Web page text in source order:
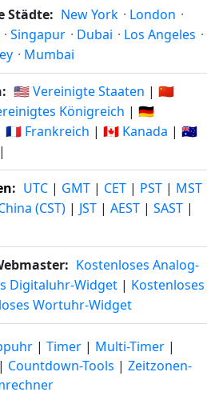
Städte: New York · London ·
· Singapur · Dubai · Los Angeles ·
· Mumbai
🇺🇸 Vereinigte Staaten | 🇨🇳
Königreich | 🇩🇪
🇫🇷 Frankreich | 🇨🇦 Kanada | 🇦🇺
|
: UTC | GMT | CET | PST | MST
(CST) | JST | AEST | SAST |
Kostenloses Analog-
Digitaluhr-Widget | Kostenloses
Wortuhr-Widget
| Timer | Multi-Timer |
| Countdown-Tools | Zeitzonen-